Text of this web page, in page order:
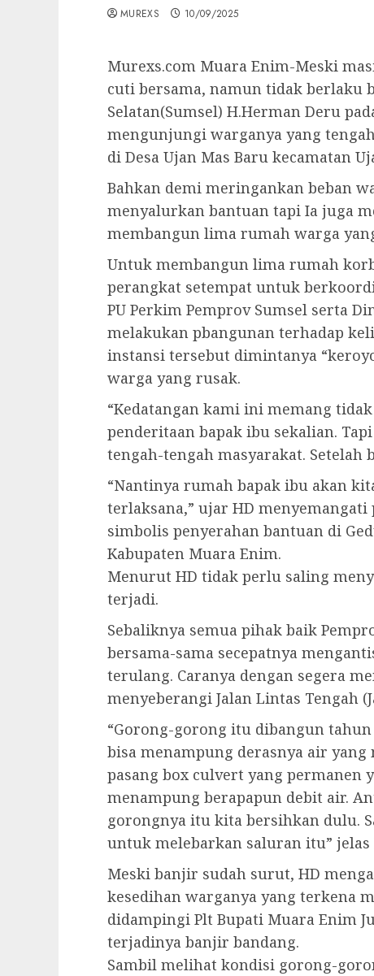
MUREXS 10/09/2025
Murexs.com Muara Enim-Meski
cuti bersama, namun tidak berlaku
Selatan(Sumsel) H.Herman Deru
mengunjungi warganya yang
di Desa Ujan Mas Baru kecamatan
Bahkan demi meringankan beban
menyalurkan bantuan tapi Ia juga
membangun lima rumah warga
Untuk membangun lima rumah
perangkat setempat untuk
PU Perkim Pemprov Sumsel serta
melakukan pbangunan terhadap
instansi tersebut dimintanya
warga yang rusak.
“Kedatangan kami ini memang
penderitaan bapak ibu sekalian.
tengah-tengah masyarakat.
“Nantinya rumah bapak ibu akan
terlaksana,” ujar HD
simbolis penyerahan bantuan di
Kabupaten Muara Enim.
Menurut HD tidak perlu saling
terjadi.
Sebaliknya semua pihak baik
bersama-sama secepatnya
terulang. Caranya dengan segera
menyeberangi Jalan Lintas Tengah
“Gorong-gorong itu dibangun
bisa menampung derasnya air
pasang box culvert yang permanen
menampung berapapun debit air.
gorongnya itu kita bersihkan dulu.
untuk melebarkan saluran itu” jelas
Meski banjir sudah surut, HD
kesedihan warganya yang terkena
didampingi Plt Bupati Muara Enim
terjadinya banjir bandang.
Sambil melihat kondisi gorong-